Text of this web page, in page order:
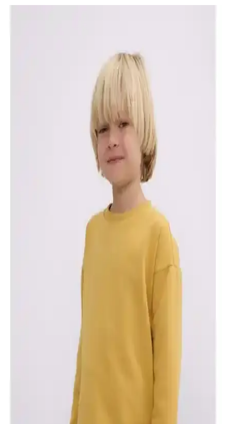
malzeme, sıcak tutma, tasarım ve kullanıcı yorumlarıyla detaylı
Gri Sweatshirt Kadın Kombinleri: Minimalist ve
Fonksiyonel Stil Önerileri
Gri sweatshirtler, kadın modasında minimalist ve fonksiyonel bir
parça olarak öne çıkar. Farklı kombinlerle rahat ve şık stiller
oluşturmak için ideal seçenekler sunar.
Bebek Erkek Sweatshirtleri Karşılaştırması:
Malzeme, Tasarım ve Kullanım Özellikleri
İki bebek sweatshirt modelinin malzeme, tasarım, kullanım rahatlığı
ve kullanıcı geri bildirimleri karşılaştırmasıyla en uygun seçeneği
Pierre Cardin Erkek Indigo Slim Fit Basic
Sweatshirt Günlük ve Şık Kullanım İçin
Pierre Cardin erkek indigo slim fit sweatshirt, yüksek kaliteli pamuk
kumaşı ve şık tasarımıyla günlük rahatlık ve modern görünüm
sağlar. Slim fit kesimi ve dayanıklı yapısıyla uzun ömürlü kullanım
HelloBaby Basic Az Şardonlu Paris Desenli Bebek
Sweatshirtleri Günlük Kullanım İçin Uygun
HelloBaby Basic az şardonlu Paris desenli sweatshirt, yumuşak
pamuklu yapısı ve şık tasarımıyla bebeklerin hareket özgürlüğünü
kısıtlamadan sıcak tutar, pratik bakım sunar.
U.S. Polo Assn. Erkek Çocuk Menekşe Kapüşonlu
Sweatshirt İncelemesi ve Kullanım İpuçları
Menekşe renkli bu sweatshirt, rahat kesimi ve şık tasarımıyla
çocukların günlük aktivitelerine uygun. Yıkama sonrası tüylenme
sorunlarına dikkat edilerek uzun ömürlü kullanım sağlanabilir.